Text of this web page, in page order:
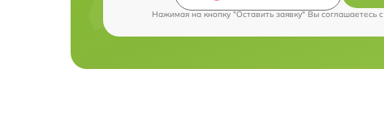
Нажимая на кнопку "Оставить заявку" Вы соглашаетесь c